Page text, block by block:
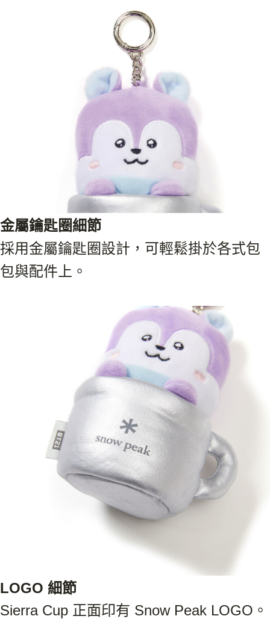
金屬鑰匙圈細節
採用金屬鑰匙圈設計，可輕鬆掛於各式包
包與配件上。
LOGO 細節
Sierra Cup 正面印有 Snow Peak LOGO。